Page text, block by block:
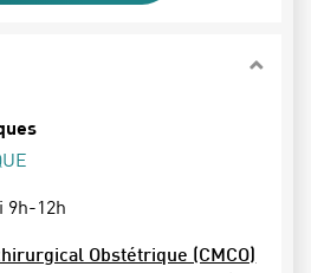
9h-12h
Obstétrique (CMCO)